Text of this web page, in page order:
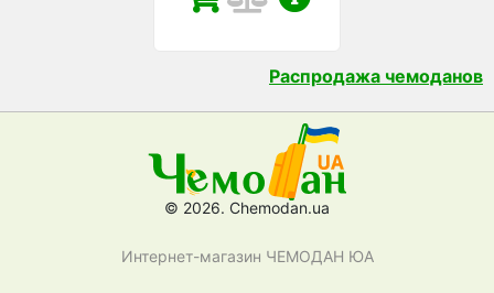
Распродажа чемоданов
© 2026. Chemodan.ua
Интернет-магазин ЧЕМОДАН ЮА